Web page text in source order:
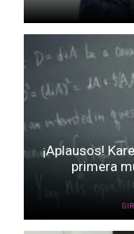
¡Aplausos!
primera